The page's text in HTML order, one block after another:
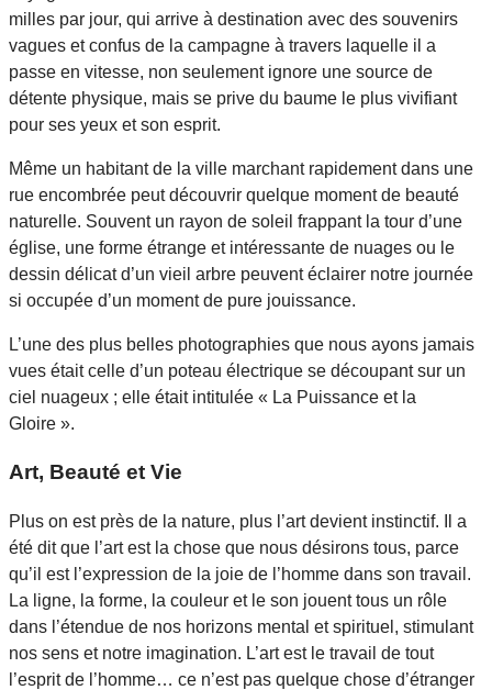
milles par jour, qui arrive à destination avec des souvenirs
vagues et confus de la campagne à travers laquelle il a
passe en vitesse, non seulement ignore une source de
détente physique, mais se prive du baume le plus vivifiant
pour ses yeux et son esprit.
Même un habitant de la ville marchant rapidement dans une
rue encombrée peut découvrir quelque moment de beauté
naturelle. Souvent un rayon de soleil frappant la tour d’une
église, une forme étrange et intéressante de nuages ou le
dessin délicat d’un vieil arbre peuvent éclairer notre journée
si occupée d’un moment de pure jouissance.
L’une des plus belles photographies que nous ayons jamais
vues était celle d’un poteau électrique se découpant sur un
ciel nuageux ; elle était intitulée « La Puissance et la
Gloire ».
Art, Beauté et Vie
Plus on est près de la nature, plus l’art devient instinctif. Il a
été dit que l’art est la chose que nous désirons tous, parce
qu’il est l’expression de la joie de l’homme dans son travail.
La ligne, la forme, la couleur et le son jouent tous un rôle
dans l’étendue de nos horizons mental et spirituel, stimulant
nos sens et notre imagination. L’art est le travail de tout
l’esprit de l’homme… ce n’est pas quelque chose d’étranger